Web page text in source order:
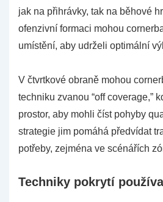
jak na přihrávky, tak na běhové
ofenzivní formaci mohou
umístění, aby udrželi optimální
V čtvrtkové obraně mohou
techniku zvanou “off coverage,”
prostor, aby mohli číst pohyby
strategie jim pomáhá předvídat
potřeby, zejména ve scénářích
Techniky pokrytí